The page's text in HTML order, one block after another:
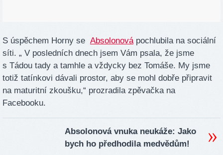
S úspěchem Horny se Absolonovápochlubila na sociální
síti. „ V posledních dnech jsem Vám psala, že jsme
s Tádou tady a tamhle a vždycky bez Tomáše. My jsme
totiž tatínkovi dávali prostor, aby se mohl dobře připravit
na maturitní zkoušku,“ prozradila zpěvačka na
Facebooku.
Absolonová vnuka neukáže: Jako
bych ho předhodila medvědům!